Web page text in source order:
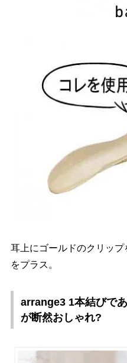
耳上にゴールドのクリッ
をプラス。
arrange3 1本結びで
が断然おしゃれ?